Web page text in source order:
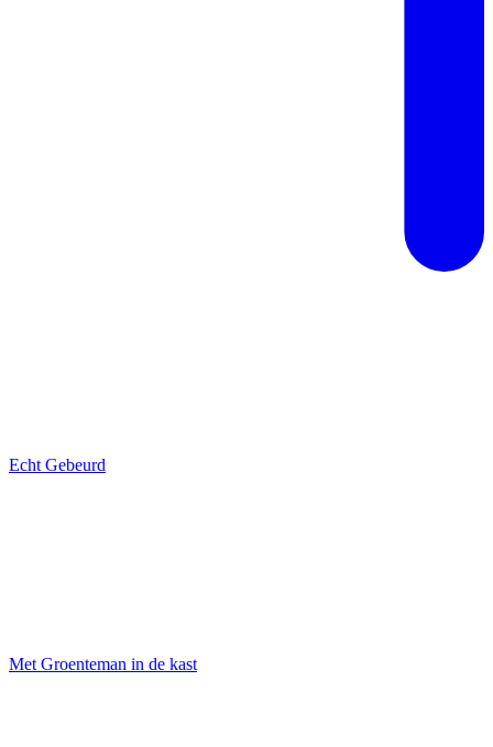
Echt Gebeurd
Met Groenteman in de kast